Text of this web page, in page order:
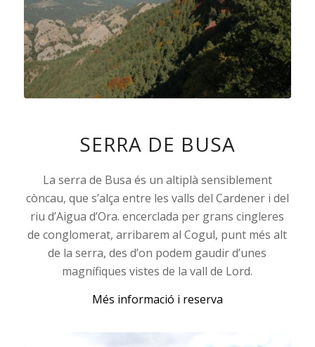
SERRA DE BUSA
La serra de Busa és un altiplà sensiblement
còncau, que s’alça entre les valls del Cardener i del
riu d’Aigua d’Ora. encerclada per grans cingleres
de conglomerat, arribarem al Cogul, punt més alt
de la serra, des d’on podem gaudir d’unes
magnífiques vistes de la vall de Lord.
Més informació i reserva